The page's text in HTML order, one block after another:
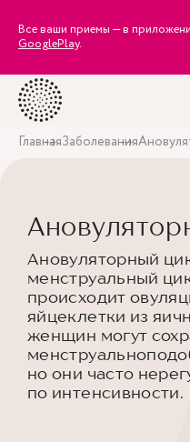
Все ваши приемы — в
GooglePlay.
ГлавнаяЗаболевания
Ановуляторный
менструальный
происходит
яйцеклетки из
женщин могут
но они часто
по интенсивности.